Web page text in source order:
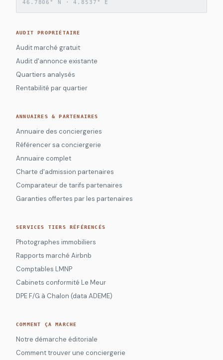
46.7806° N · 4.8537° E
AUDIT PROPRIÉTAIRE
Audit marché gratuit
Audit d'annonce existante
Quartiers analysés
Rentabilité par quartier
ANNUAIRES & PARTENAIRES
Annuaire des conciergeries
Référencer sa conciergerie
Annuaire complet
Charte d'admission partenaires
Comparateur de tarifs partenaires
Garanties offertes par les partenaires
SERVICES TIERS RÉFÉRENCÉS
Photographes immobiliers
Rapports marché Airbnb
Comptables LMNP
Cabinets conformité Le Meur
DPE F/G à Chalon (data ADEME)
COMMENT ÇA MARCHE
Notre démarche éditoriale
Comment trouver une conciergerie